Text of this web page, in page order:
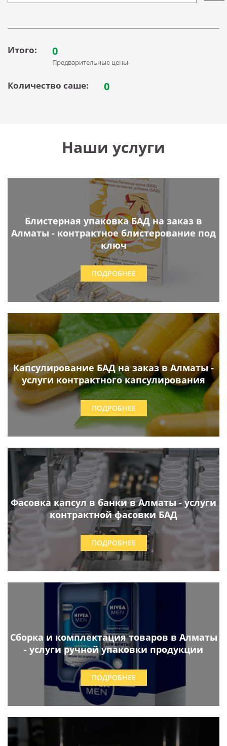
Итого: 0
Предварительные цены
Количество саше: 0
Наши услуги
Блистерная упаковка БАД на заказ в
Алматы - контрактное блистерование под
ключ
ПОДРОБНЕЕ
Капсулирование БАД на заказ в Алматы -
услуги контрактного капсулирования
ПОДРОБНЕЕ
Фасовка капсул в банки в Алматы - услуги
контрактной фасовки БАД
ПОДРОБНЕЕ
Сборка и комплектация товаров в Алматы
- услуги ручной упаковки продукции
ПОДРОБНЕЕ